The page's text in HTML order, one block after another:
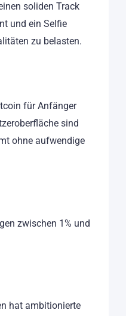
soliden Track
und ein Selfie
zu belasten.
für Anfänger
sind
ohne aufwendige
zwischen 1% und
hat ambitionierte